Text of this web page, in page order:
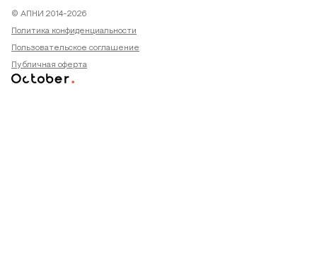
© АПНИ 2014-2026
Политика конфиденциальности
Пользовательское соглашение
Публичная оферта